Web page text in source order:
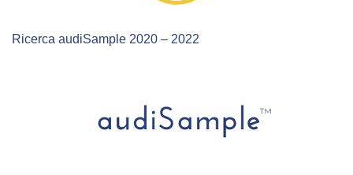
Ricerca audiSample 2020 – 2022